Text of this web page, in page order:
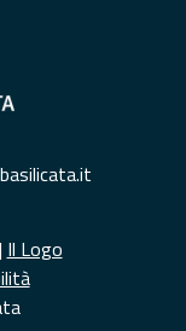
| Il Logo